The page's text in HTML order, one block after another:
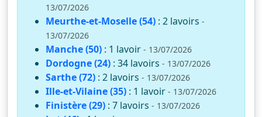
13/07/2026
Meurthe-et-Moselle (54) : 2 lavoirs -
13/07/2026
Manche (50) : 1 lavoir - 13/07/2026
Dordogne (24) : 34 lavoirs - 13/07/2026
Sarthe (72) : 2 lavoirs - 13/07/2026
Ille-et-Vilaine (35) : 1 lavoir - 13/07/2026
Finistère (29) : 7 lavoirs - 13/07/2026